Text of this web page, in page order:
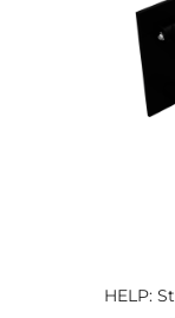
HELP: